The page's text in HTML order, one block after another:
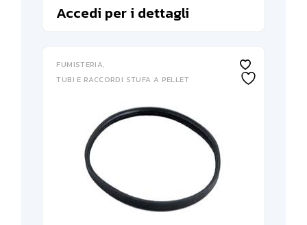
Accedi per i dettagli
FUMISTERIA
TUBI E RACCORDI STUFA A PELLET